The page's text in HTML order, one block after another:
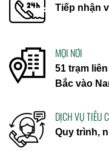
Tiếp nhận
MỌI NƠI
51 trạm
Bắc vào
DỊCH VỤ TIÊU
Quy trình,